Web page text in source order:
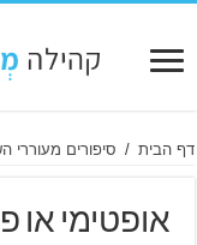
דף הבית / סיפורים מעוררי
אופטימי או